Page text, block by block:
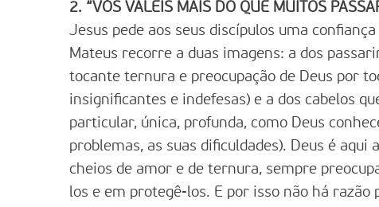
2. “VÓS VALEIS MAIS DO QUE MUITOS
Jesus pede aos seus discípulos uma
Mateus recorre a duas imagens: a dos
tocante ternura e preocupação de Deus por
insignificantes e indefesas) e a dos cabelos
particular, única, profunda, como Deus
problemas, as suas dificuldades). Deus é aqui
cheios de amor e de ternura, sempre
los e em protegê-los. E por isso não há